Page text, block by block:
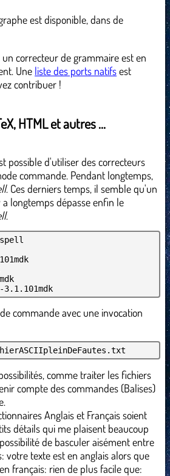
est disponible, dans de
correcteur de grammaire est en
Une liste des ports natifsest
contribuer !
HTML et autres ...
possible d'utiliser des correcteurs
commande. Pendant longtemps,
. Ces derniers temps, il semble qu'un
longtemps dépasse enfin le
.
commande avec une invocation
comme traiter les fichiers
compte des commandes (Balises)
Anglais et Français soient
détails qui me plaisent beaucoup
de basculer aisément entre
votre texte est en anglais alors que
français: rien de plus facile que: